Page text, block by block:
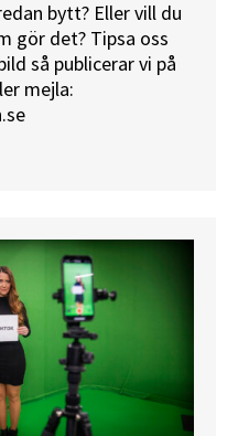
bytt? Eller vill du
gör det? Tipsa oss
så publicerar vi på
mejla: